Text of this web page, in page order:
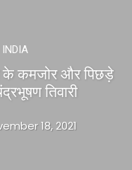
के कमजोर और पिछड़े
तिवारी
18, 2021